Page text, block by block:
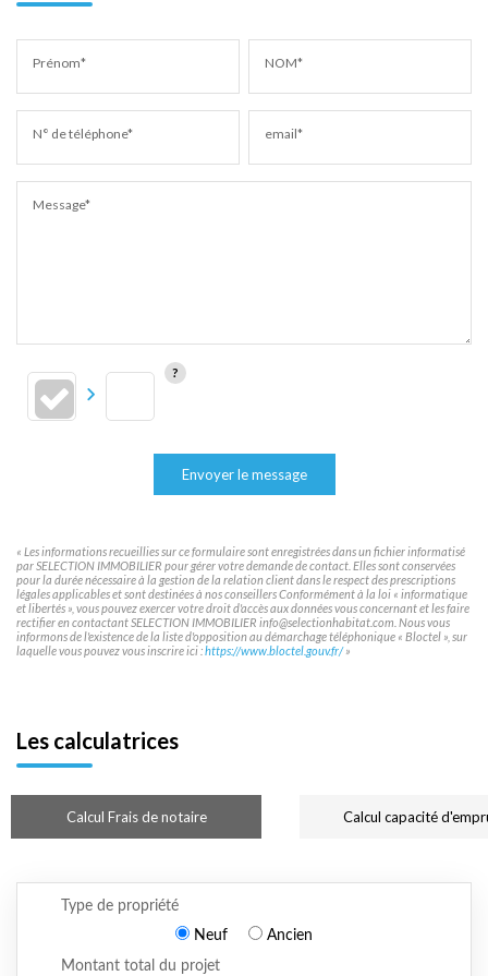
Prénom* NOM*
N° de téléphone* email*
Message*
Envoyer le message
« Les informations recueillies sur ce formulaire sont enregistrées dans un fichier informatisé
par SELECTION IMMOBILIER pour gérer votre demande de contact. Elles sont conservées
pour la durée nécessaire à la gestion de la relation client dans le respect des prescriptions
légales applicables et sont destinées à nos conseillers Conformément à la loi « informatique
et libertés », vous pouvez exercer votre droit d'accès aux données vous concernant et les faire
rectifier en contactant SELECTION IMMOBILIER info@selectionhabitat.com. Nous vous
informons de l'existence de la liste d'opposition au démarchage téléphonique « Bloctel », sur
laquelle vous pouvez vous inscrire ici :https://www.bloctel.gouv.fr/»
Les calculatrices
Calcul Frais de notaire Calcul capacité